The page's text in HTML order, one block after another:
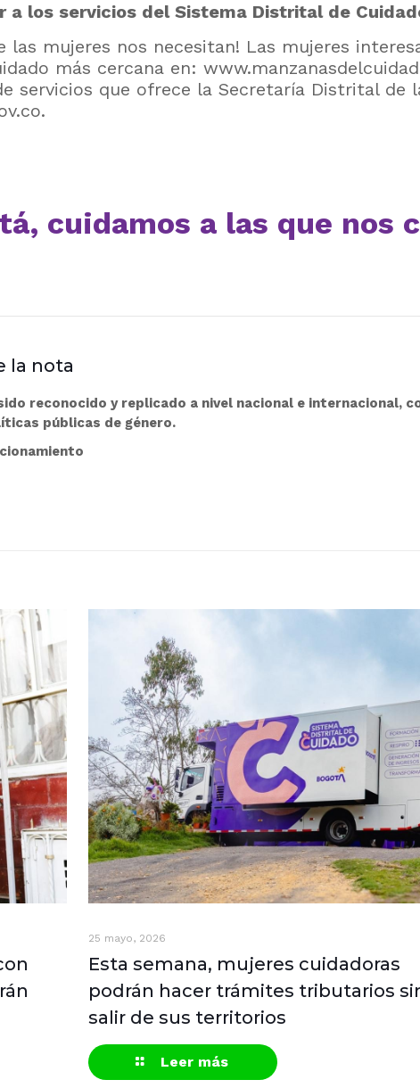
a los servicios del Sistema Distrital de
las mujeres nos necesitan! Las mujeres
más cercana en:
servicios que ofrece la Secretaría Distrital de
.
cuidamos a las que nos
la nota
reconocido y replicado a nivel nacional e internacional,
públicas de género.
25 mayo, 2026
Esta semana, mujeres cuidadoras
podrán hacer trámites tributarios
salir de sus territorios
Leer más